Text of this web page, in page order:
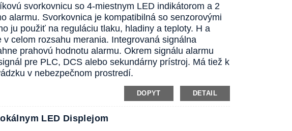
svorkovnicu so 4-miestnym LED indikátorom a 2
alarmu. Svorkovnica je kompatibilná so senzorovými
ju použiť na reguláciu tlaku, hladiny a teploty. H a
celom rozsahu merania. Integrovaná signálna
prahovú hodnotu alarmu. Okrem signálu alarmu
pre PLC, DCS alebo sekundárny prístroj. Má tiež k
v nebezpečnom prostredí.
DOPYT DETAIL
LED Displejom